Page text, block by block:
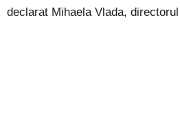
declarat Mihaela Vlada,